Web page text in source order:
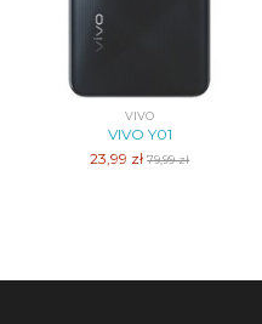
VIVO
VIVO Y01
23,99 zł79,99 zł